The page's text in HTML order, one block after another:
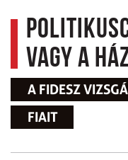
vagy a
A FIDESZ
FIAIT